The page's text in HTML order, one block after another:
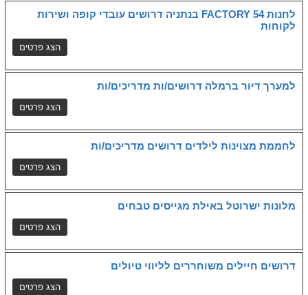
לחנות FACTORY 54 בנתניה דרושים עובדי קופה ושירות
לקוחות
למערך דיור ברמלה דרושים/ות מדריכים/ות
לחממת מצוינות לילדים דרושים מדריכים/ות
מלונות ישרוטל באילת מגייסים טבחים
דרושים חיילים משוחררים לליווי טיולים